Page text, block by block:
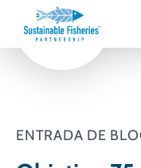
ENTRADA DE